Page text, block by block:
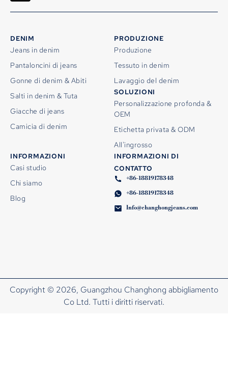
DENIM
Jeans in denim
Pantaloncini di jeans
Gonne di denim & Abiti
Salti in denim & Tuta
Giacche di jeans
Camicia di denim
PRODUZIONE
Produzione
Tessuto in denim
Lavaggio del denim
SOLUZIONI
Personalizzazione profonda &
OEM
Etichetta privata & ODM
All'ingrosso
INFORMAZIONI
Casi studio
Chi siamo
Blog
INFORMAZIONI DI
CONTATTO
+86-18819178348
+86-18819178348
Info@changhongjeans.com
Copyright © 2026, Guangzhou Changhong abbigliamento
Co Ltd. Tutti i diritti riservati.